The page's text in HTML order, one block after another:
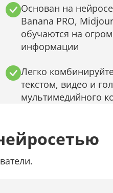
Описать внешность
Определить шрифт
Найти место по фото
Определить птицу
Определить гриб по
Основан на
Banana PRO,
обучаются на
информации
Легко
текстом, видео и
мультимедийного